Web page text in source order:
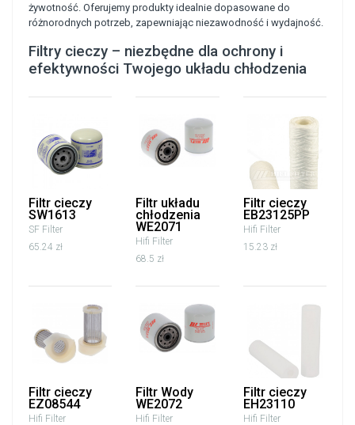
żywotność. Oferujemy produkty idealnie dopasowane do
różnorodnych potrzeb, zapewniając niezawodność i wydajność.
Filtry cieczy – niezbędne dla ochrony i
efektywności Twojego układu chłodzenia
Filtr cieczy
SW1613
SF Filter
65.24 zł
Filtr układu
chłodzenia
WE2071
Hifi Filter
68.5 zł
Filtr cieczy
EB23125PP
Hifi Filter
15.23 zł
Filtr cieczy
EZ08544
Hifi Filter
Filtr Wody
WE2072
Hifi Filter
Filtr cieczy
EH23110
Hifi Filter